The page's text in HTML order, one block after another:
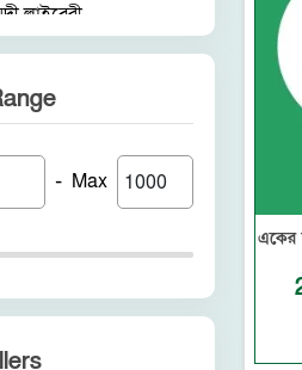
লাইব্রেরী
কুরআন ফাউন্ডেশন
উম্মত প্রকাশনী
- Max
একের